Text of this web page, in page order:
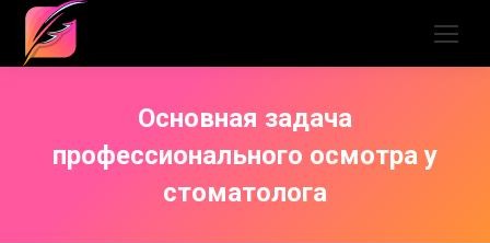
Основная задача
профессионального осмотра у
стоматолога